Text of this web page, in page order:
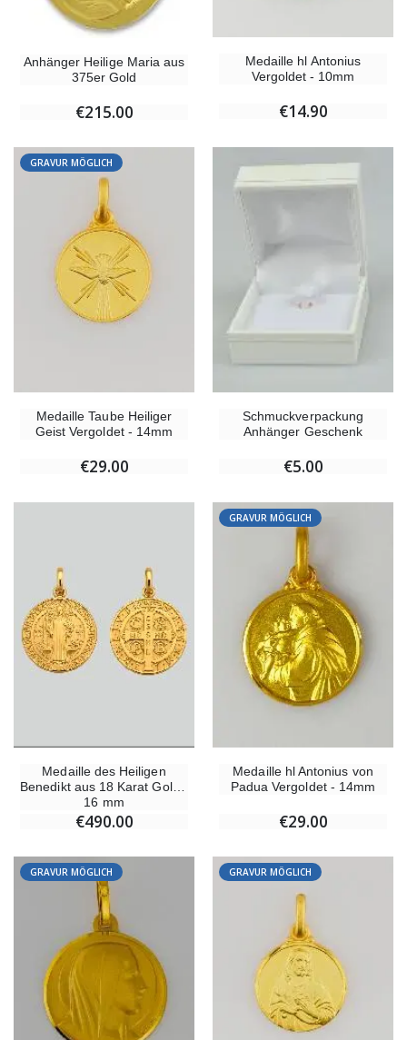
Anhänger Heilige Maria aus
375er Gold
€215.00
Medaille hl Antonius
Vergoldet - 10mm
€14.90
GRAVUR MÖGLICH
Medaille Taube Heiliger
Geist Vergoldet - 14mm
€29.00
Schmuckverpackung
Anhänger Geschenk
€5.00
Medaille des Heiligen
Benedikt aus 18 Karat Gold -
16 mm
€490.00
GRAVUR MÖGLICH
Medaille hl Antonius von
Padua Vergoldet - 14mm
€29.00
GRAVUR MÖGLICH GRAVUR MÖGLICH